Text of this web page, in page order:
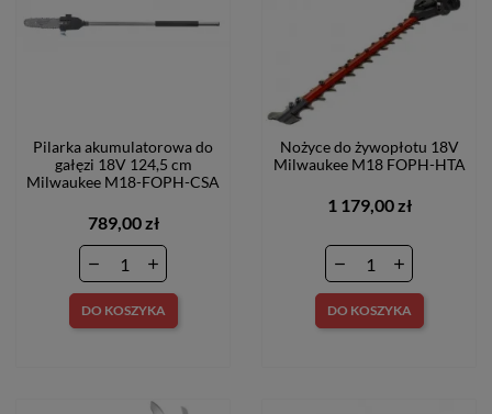
Pilarka akumulatorowa do
gałęzi 18V 124,5 cm
Milwaukee M18-FOPH-CSA
789,00 zł
DO KOSZYKA
Nożyce do żywopłotu 18V
Milwaukee M18 FOPH-HTA
1 179,00 zł
DO KOSZYKA